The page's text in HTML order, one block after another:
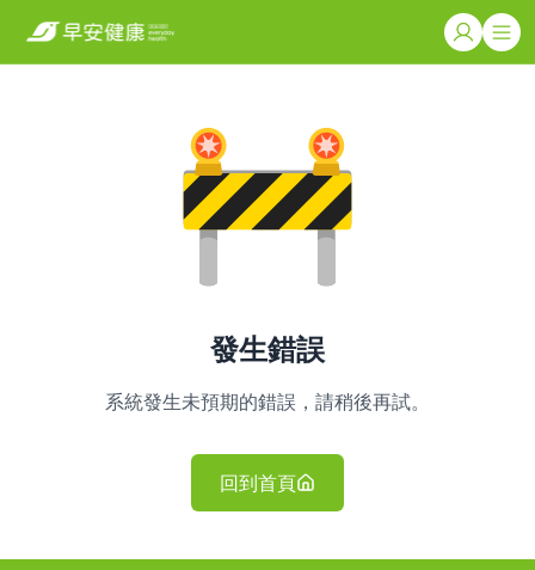
發生錯誤
系統發生未預期的錯誤，請稍後再試。
回到首頁